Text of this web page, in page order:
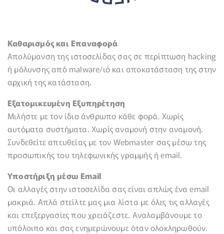
Καθαρισμός και Επαναφορά
Απολύμανση της ιστοσελίδας σας σε περίπτωση hacking
ή μόλυνσης από malware/ιό και αποκατάσταση της στην
αρχική της κατάσταση.
Εξατομικευμένη Εξυπηρέτηση
Μιλήστε με τον ίδιο άνθρωπο κάθε φορά. Χωρίς
αυτόματα συστήματα. Χωρίς αναμονή στην αναμονή.
Συνδεθείτε απευθείας με τον Webmaster σας μέσω της
προσωπικής του τηλεφωνικής γραμμής ή email.
Υποστήριξη μέσω Email
Οι αλλαγές στην ιστοσελίδα σας είναι απλώς ένα email
μακριά. Απλά στείλτε μας μια λίστα με όλες τις αλλαγές
και επεξεργασίες που χρειάζεστε. Αναλαμβάνουμε το
υπόλοιπο και σας ενημερώνουμε όταν ολοκληρωθούν.